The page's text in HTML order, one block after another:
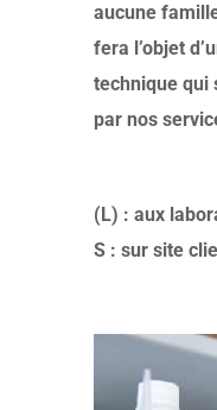
aucune
fera l’objet
technique qui
par nos
(L) : aux
S : sur site